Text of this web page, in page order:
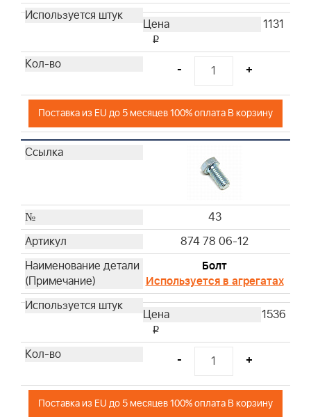
1131
i
- +
Поставка из EU до 5 месяцев 100% оплата В корзину
43
874 78 06-12
Болт
Используется в агрегатах
1536
i
- +
Поставка из EU до 5 месяцев 100% оплата В корзину